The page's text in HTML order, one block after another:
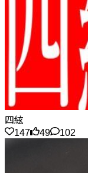
四絃
147
49 102